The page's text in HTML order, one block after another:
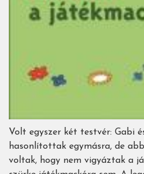
Volt egyszer két testvér: Gabi
hasonlítottak egymásra, de
voltak, hogy nem vigyáztak a